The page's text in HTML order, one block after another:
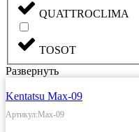
QUATTROCLIMA
TOSOT
Развернуть
Kentatsu Max-09
Артикул:Max-09